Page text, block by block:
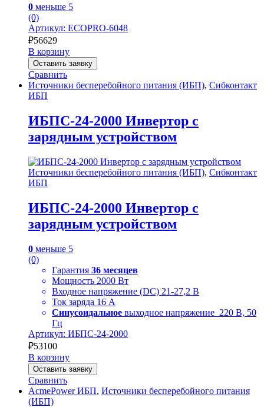
0 меньше 5
(0)
Артикул: ECOPRO-6048
₽56629
В корзину
Оставить заявку
Сравнить
Источники бесперебойного питания (ИБП), Сибконтакт
ИБП
ИБПС-24-2000 Инвертор с
зарядным устройством
Источники бесперебойного питания (ИБП), Сибконтакт
ИБП
ИБПС-24-2000 Инвертор с
зарядным устройством
0 меньше 5
(0)
Гарантия 36 месяцев
Мощность 2000 Вт
Входное напряжение (DC) 21-27,2 В
Ток заряда 16 А
Синусоидальное выходное напряжение 220 В, 50
Гц
Артикул: ИБПС-24-2000
₽53100
В корзину
Оставить заявку
Сравнить
AcmePower ИБП, Источники бесперебойного питания
(ИБП)